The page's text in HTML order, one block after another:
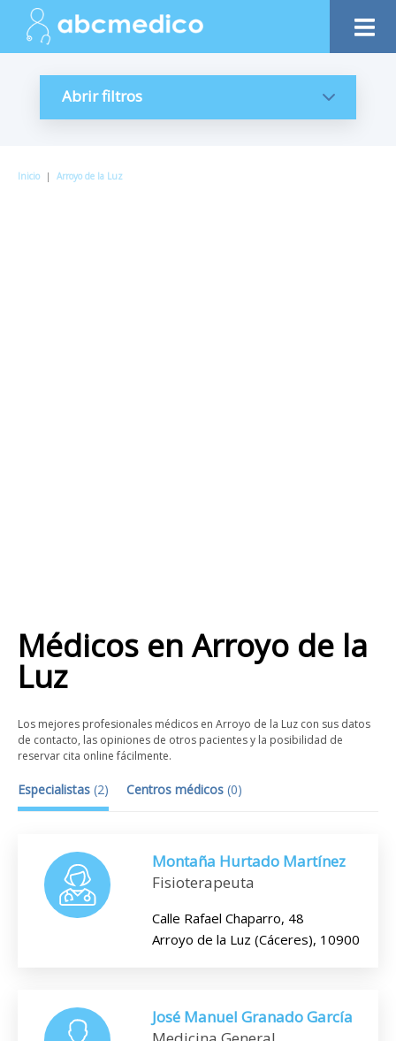
Abrir filtros
Inicio | Arroyo de la Luz
Médicos enArroyo de la
Luz
Los mejores profesionales médicos en Arroyo de la Luz con sus datos
de contacto, las opiniones de otros pacientes y la posibilidad de
reservar cita online fácilmente.
Especialistas (2) Centros médicos (0)
Montaña Hurtado Martínez
Fisioterapeuta
Calle Rafael Chaparro, 48
Arroyo de la Luz (Cáceres), 10900
José Manuel Granado García